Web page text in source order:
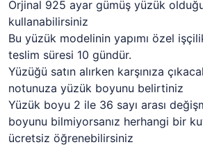
Orjinal 925 ayar gümüş yüzük
kullanabilirsiniz
Bu yüzük modelinin yapımı özel
teslim süresi 10 gündür.
Yüzüğü satın alırken karşınıza
notunuza yüzük boyunu belirtiniz
Yüzük boyu 2 ile 36 sayı arası
boyunu bilmiyorsanız herhangi bir
ücretsiz öğrenebilirsiniz